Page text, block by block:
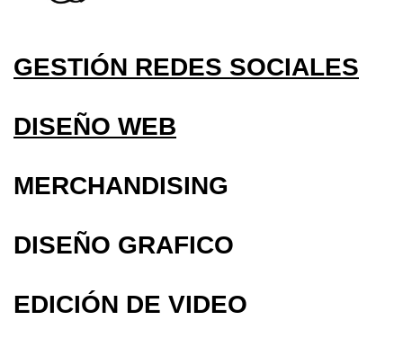
GESTIÓN REDES SOCIALES
DISEÑO WEB
MERCHANDISING
DISEÑO GRAFICO
EDICIÓN DE VIDEO